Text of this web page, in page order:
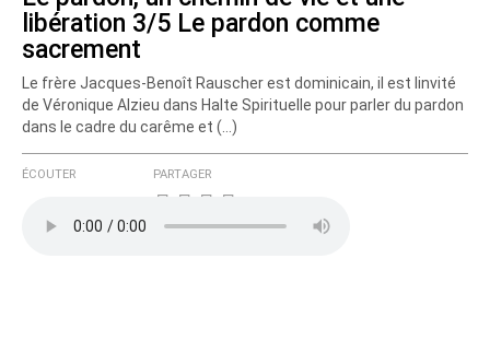
libération 3/5 Le pardon comme
sacrement
Le frère Jacques-Benoît Rauscher est dominicain, il est linvité
de Véronique Alzieu dans Halte Spirituelle pour parler du pardon
dans le cadre du carême et (…)
ÉCOUTER PARTAGER